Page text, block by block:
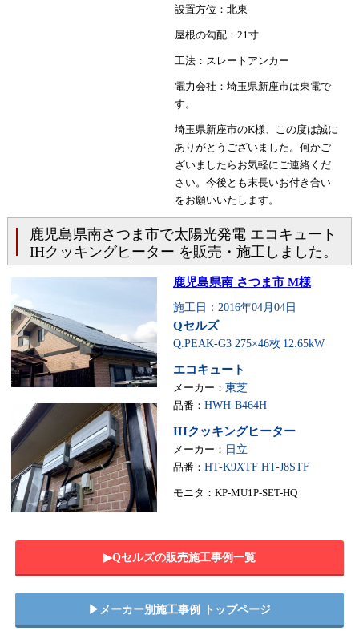
設置方位：北東
屋根の勾配：21寸
工法：スレートアンカー
電力会社：埼玉県新座市は東電で
す。
埼玉県新座市のK様、この度は誠に
ありがとうございました。何かご
ざいましたらお気軽にご連絡くだ
さい。今後とも末長いお付き合い
をお願いいたします。
鹿児島県南さつま市で太陽光発電 エコキュート
IHクッキングヒーター を販売・施工しました。
鹿児島県南 さつま市 M様
施工日：2016年04月04日
Qセルズ
Q.PEAK-G3 275×46枚 12.65kW
エコキュート
メーカー： 東芝
品番： HWH-B464H
IHクッキングヒーター
メーカー： 日立
品番： HT-K9XTF HT-J8STF
モニタ：KP-MU1P-SET-HQ
▶︎Qセルズの販売施工事例一覧
▶︎メーカー別施工事例 トップページ